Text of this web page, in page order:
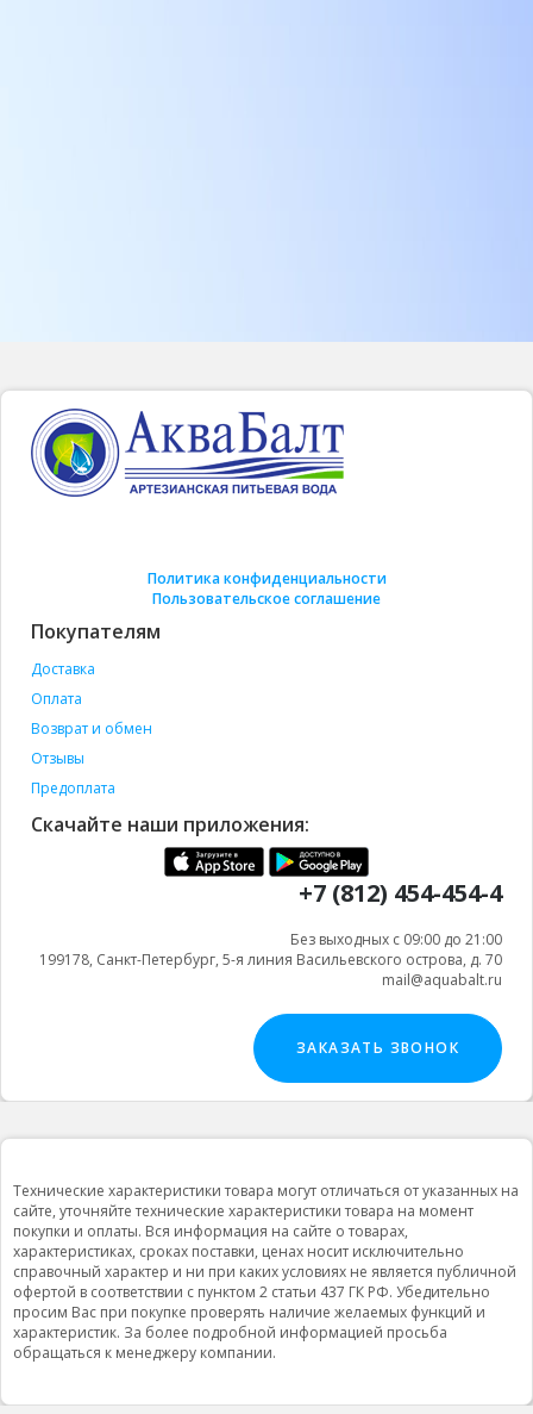
Политика конфиденциальности
Пользовательское соглашение
Покупателям
Доставка
Оплата
Возврат и обмен
Отзывы
Предоплата
Скачайте наши приложения:
+7 (812) 454-454-4
Без выходных с 09:00 до 21:00
199178, Санкт-Петербург, 5-я линия Васильевского острова, д. 70
mail@aquabalt.ru
ЗАКАЗАТЬ ЗВОНОК
Технические характеристики товара могут отличаться от указанных на
сайте, уточняйте технические характеристики товара на момент
покупки и оплаты. Вся информация на сайте о товарах,
характеристиках, сроках поставки, ценах носит исключительно
справочный характер и ни при каких условиях не является публичной
офертой в соответствии с пунктом 2 статьи 437 ГК РФ. Убедительно
просим Вас при покупке проверять наличие желаемых функций и
характеристик. За более подробной информацией просьба
обращаться к менеджеру компании.